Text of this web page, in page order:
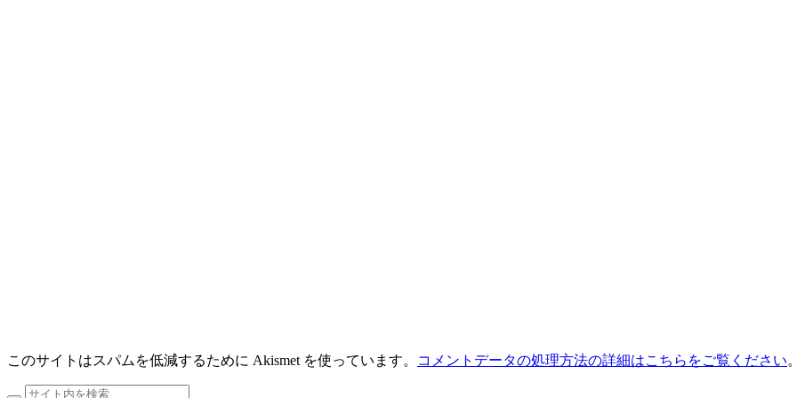
このサイトはスパムを低減するために Akismet を使っています。 コメントデータの処理方法の詳細はこちらをご覧ください